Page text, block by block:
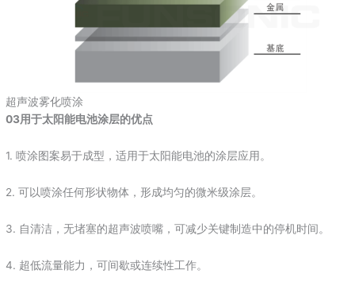
超声波雾化喷涂
03用于太阳能电池涂层的优点
1. 喷涂图案易于成型，适用于太阳能电池的涂层应用。
2. 可以喷涂任何形状物体，形成均匀的微米级涂层。
3. 自清洁，无堵塞的超声波喷嘴，可减少关键制造中的停机时间。
4. 超低流量能力，可间歇或连续性工作。